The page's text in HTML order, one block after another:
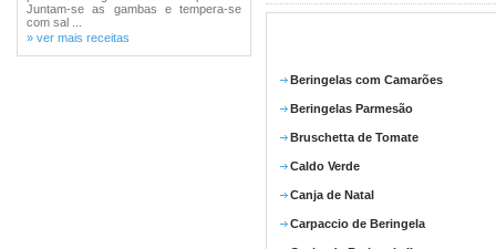
Juntam-se as gambas e tempera-se
com sal ...
» ver mais receitas
Beringelas com Camarões
Beringelas Parmesão
Bruschetta de Tomate
Caldo Verde
Canja de Natal
Carpaccio de Beringela